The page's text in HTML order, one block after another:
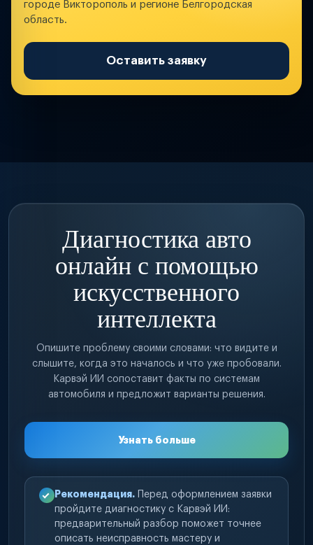
городе Викторополь и регионе Белгородская
область.
Оставить заявку
Диагностика авто
онлайн с помощью
искусственного
интеллекта
Опишите проблему своими словами: что видите и
слышите, когда это началось и что уже пробовали.
Карвэй ИИ сопоставит факты по системам
автомобиля и предложит варианты решения.
Узнать больше
Рекомендация. Перед оформлением заявки
пройдите диагностику с Карвэй ИИ:
предварительный разбор поможет точнее
описать неисправность мастеру и